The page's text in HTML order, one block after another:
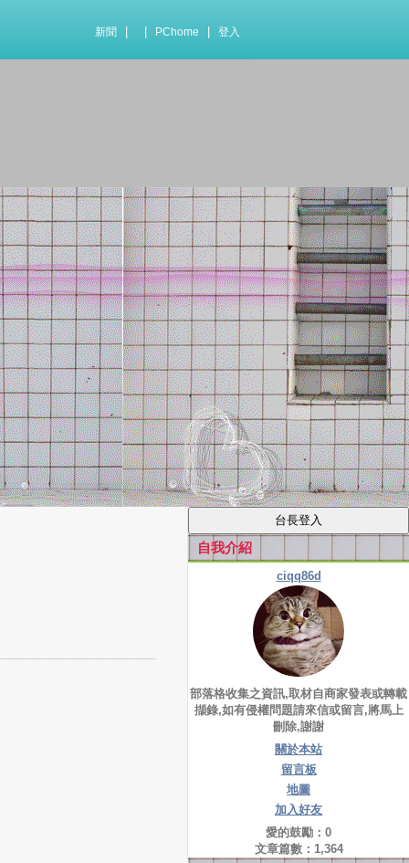
新聞 PChome 登入
自我介紹
ciqq86d
部落格收集之資訊,取材自商家發表或轉載
擷錄,如有侵權問題請來信或留言,將馬上
刪除,謝謝
關於本站
留言板
地圖
加入好友
愛的鼓勵：0
文章篇數： 1,364